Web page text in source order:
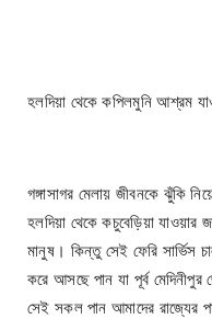
হলদিয়া থেকে কপিলমুনি আশ্রম
গঙ্গাসাগর মেলায় জীবনকে ঝুঁকি
হলদিয়া থেকে কচুবেড়িয়া যাওয়ার
মানুষ। কিন্তু সেই ফেরি সার্ভিস
করে আসছে পান যা পূর্ব মেদিনীপুর
সেই সকল পান আমাদের রাজ্যের